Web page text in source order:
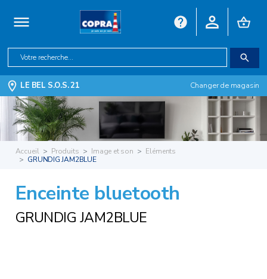
LE BEL S.O.S. 21 Changer de magasin
Accueil Produits Image et son
Eléments
GRUNDIG JAM2BLUE
Enceinte bluetooth
GRUNDIG JAM2BLUE